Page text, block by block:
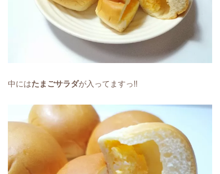
中にはたまごサラダが入ってますっ!!